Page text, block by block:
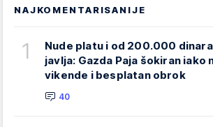
NAJKOMENTARISANIJE
1
Nude platu i od 200.000
javlja: Gazda Paja šokiran iako
vikende i besplatan obrok
40